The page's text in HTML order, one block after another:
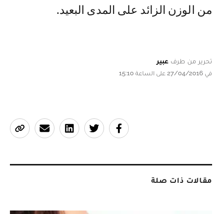
من الوزن الزائد على المدى البعيد.
تحرير من طرف عبير
في 27/04/2016 على الساعة 15:10
مقالات ذات صلة